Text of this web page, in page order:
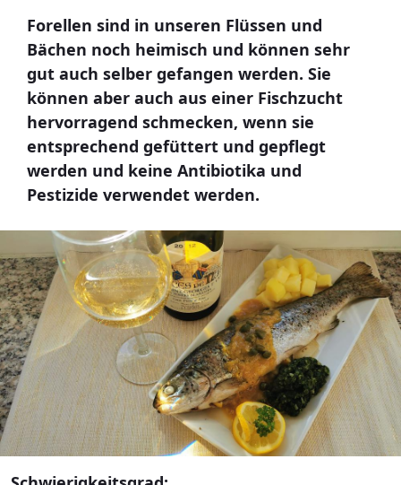
Forellen sind in unseren Flüssen und
Bächen noch heimisch und können sehr
gut auch selber gefangen werden. Sie
können aber auch aus einer Fischzucht
hervorragend schmecken, wenn sie
entsprechend gefüttert und gepflegt
werden und keine Antibiotika und
Pestizide verwendet werden.